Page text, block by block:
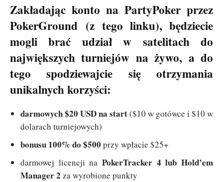
Zakładając konto na PartyPoker przez
PokerGround (z tego linku), będziecie
mogli brać udział w satelitach do
największych turniejów na żywo, a do
tego spodziewajcie się otrzymania
unikalnych korzyści:
darmowych $20 USD na start($10 w gotówce i $10 w
dolarach turniejowych)
bonusu 100% do $500 przy wpłacie $25+
darmowej licencji na PokerTracker 4 lub Hold’em
Manager 2 za wyrobione punkty